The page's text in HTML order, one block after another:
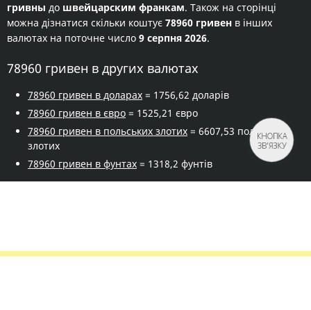
гривны до швейцарским франкам. Також на сторінці
можна дізнатися скільки коштує 78960 гривен в інших
валютах на поточне число 9 серпня 2026.
78960 гривен в других валютах
78960 гривен в доларах = 1756,62 доларів
78960 гривен в євро = 1525,21 євро
78960 гривен в польських злотих = 6607,53 польських
злотих
78960 гривен в фунтах = 1318,2 фунтів
КНОПКА
ЗВ'ЯЗКУ